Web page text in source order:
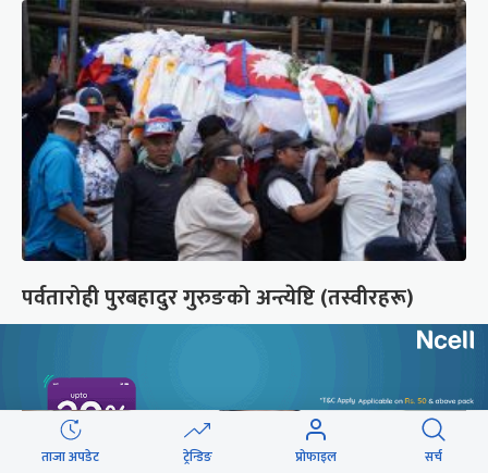
पर्वतारोही पुरबहादुर गुरुङको अन्त्येष्टि (तस्वीरहरू)
ताजा अपडेट ट्रेन्डिङ प्रोफाइल सर्च